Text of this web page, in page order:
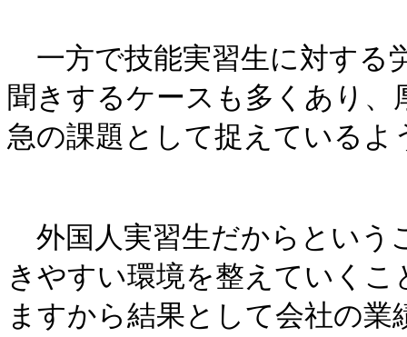
一方で技能実習生に対する
聞きするケースも多くあり、
急の課題として捉えているよ
外国人実習生だからという
きやすい環境を整えていく
ますから結果として会社の